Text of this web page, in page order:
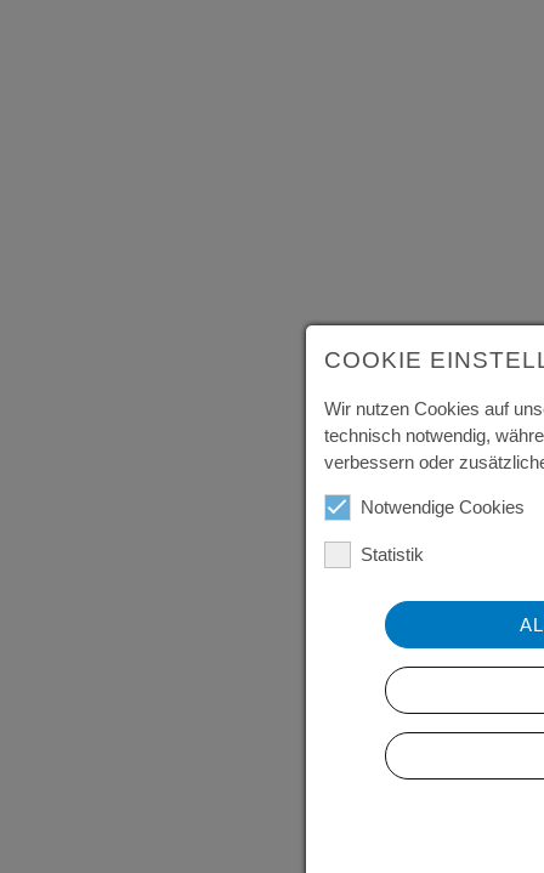
COOKIE
Wir nutzen Cookies auf
technisch notwendig,
verbessern oder
Notwendige Cookies
Statistik